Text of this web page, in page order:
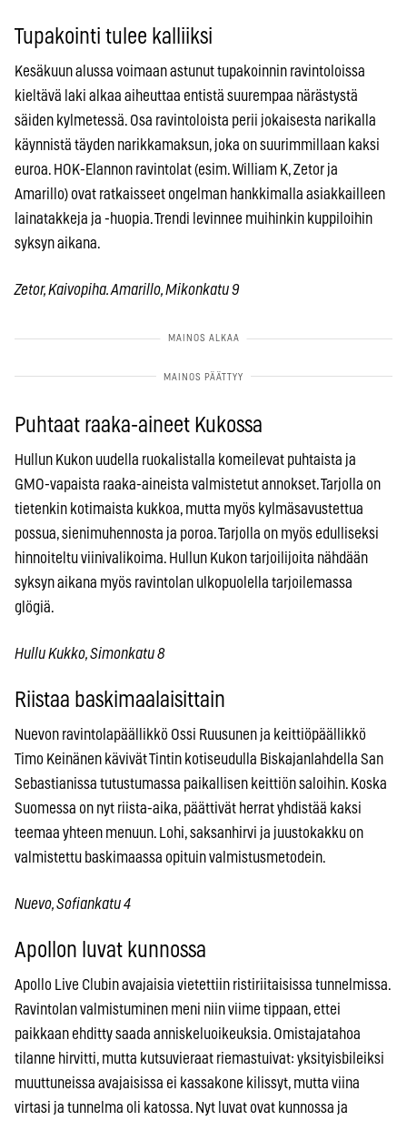
Tupakointi tulee kalliiksi
Kesäkuun alussa voimaan astunut tupakoinnin ravintoloissa
kieltävä laki alkaa aiheuttaa entistä suurempaa närästystä
säiden kylmetessä. Osa ravintoloista perii jokaisesta narikalla
käynnistä täyden narikkamaksun, joka on suurimmillaan kaksi
euroa. HOK-Elannon ravintolat (esim. William K, Zetor ja
Amarillo) ovat ratkaisseet ongelman hankkimalla asiakkailleen
lainatakkeja ja -huopia. Trendi levinnee muihinkin kuppiloihin
syksyn aikana.
Zetor, Kaivopiha. Amarillo, Mikonkatu 9
Puhtaat raaka-aineet Kukossa
Hullun Kukon uudella ruokalistalla komeilevat puhtaista ja
GMO-vapaista raaka-aineista valmistetut annokset. Tarjolla on
tietenkin kotimaista kukkoa, mutta myös kylmäsavustettua
possua, sienimuhennosta ja poroa. Tarjolla on myös edulliseksi
hinnoiteltu viinivalikoima. Hullun Kukon tarjoilijoita nähdään
syksyn aikana myös ravintolan ulkopuolella tarjoilemassa
glögiä.
Hullu Kukko, Simonkatu 8
Riistaa baskimaalaisittain
Nuevon ravintolapäällikkö Ossi Ruusunen ja keittiöpäällikkö
Timo Keinänen kävivät Tintin kotiseudulla Biskajanlahdella San
Sebastianissa tutustumassa paikallisen keittiön saloihin. Koska
Suomessa on nyt riista-aika, päättivät herrat yhdistää kaksi
teemaa yhteen menuun. Lohi, saksanhirvi ja juustokakku on
valmistettu baskimaassa opituin valmistusmetodein.
Nuevo, Sofiankatu 4
Apollon luvat kunnossa
Apollo Live Clubin avajaisia vietettiin ristiriitaisissa tunnelmissa.
Ravintolan valmistuminen meni niin viime tippaan, ettei
paikkaan ehditty saada anniskeluoikeuksia. Omistajatahoa
tilanne hirvitti, mutta kutsuvieraat riemastuivat: yksityisbileiksi
muuttuneissa avajaisissa ei kassakone kilissyt, mutta viina
virtasi ja tunnelma oli katossa. Nyt luvat ovat kunnossa ja